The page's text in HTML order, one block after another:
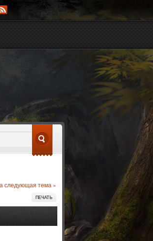
следующая тема »
ПЕЧАТЬ